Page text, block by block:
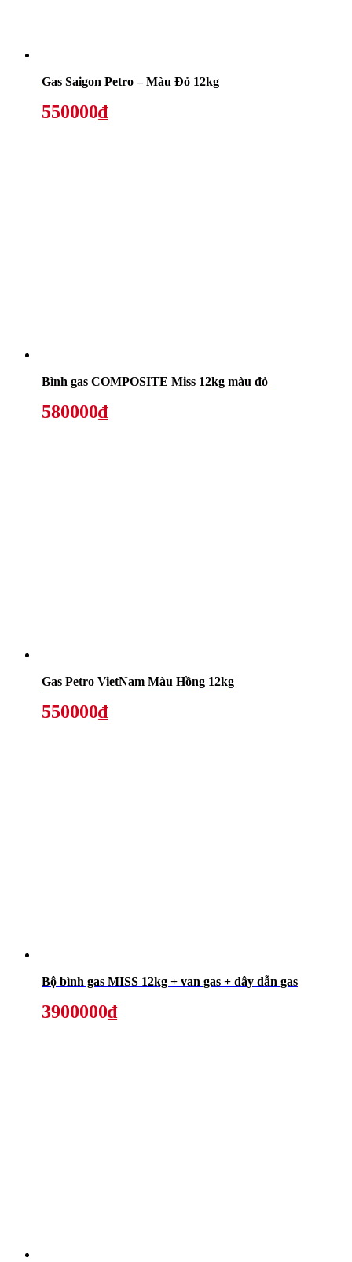
Gas Saigon Petro – Màu Đỏ 12kg
550000₫
Bình gas COMPOSITE Miss 12kg màu đỏ
580000₫
Gas Petro VietNam Màu Hồng 12kg
550000₫
Bộ bình gas MISS 12kg + van gas + dây dẫn gas
3900000₫